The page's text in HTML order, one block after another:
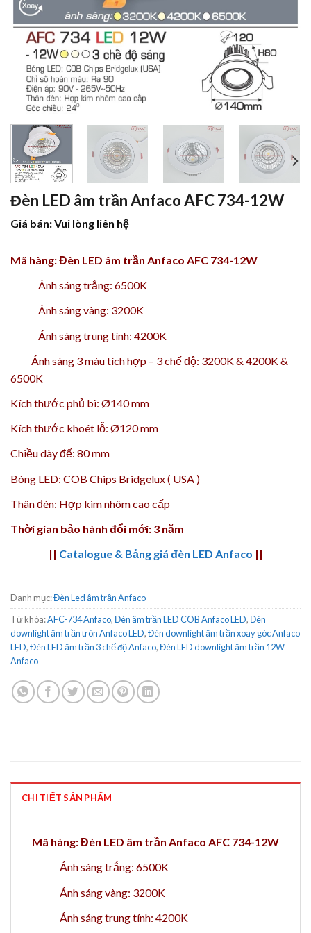
Đèn LED âm trần Anfaco AFC 734-12W
Giá bán: Vui lòng liên hệ
Mã hàng: Đèn LED âm trần Anfaco AFC 734-12W
Ánh sáng trắng: 6500K
Ánh sáng vàng: 3200K
Ánh sáng trung tính: 4200K
Ánh sáng 3 màu tích hợp – 3 chế độ: 3200K & 4200K &
6500K
Kích thước phủ bì: Ø140 mm
Kích thước khoét lỗ: Ø120 mm
Chiều dày đế: 80 mm
Bóng LED: COB Chips Bridgelux ( USA )
Thân đèn: Hợp kim nhôm cao cấp
Thời gian bảo hành đổi mới: 3 năm
|| Catalogue & Bảng giá đèn LED Anfaco ||
Danh mục:Đèn Led âm trần Anfaco
Từ khóa:AFC-734 Anfaco,Đèn âm trần LED COB Anfaco LED,Đèn
downlight âm trần tròn Anfaco LED,Đèn downlight âm trần xoay góc Anfaco
LED,Đèn LED âm trần 3 chế độ Anfaco,Đèn LED downlight âm trần 12W
Anfaco
CHI TIẾT SẢN PHẨM
Mã hàng: Đèn LED âm trần Anfaco AFC 734-12W
Ánh sáng trắng: 6500K
Ánh sáng vàng: 3200K
Ánh sáng trung tính: 4200K